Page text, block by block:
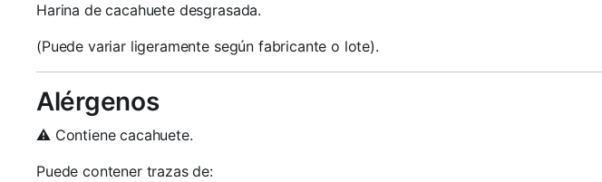
Harina de cacahuete desgrasada.
(Puede variar ligeramente según fabricante o lote).
Alérgenos
⚠️ Contiene cacahuete.
Puede contener trazas de: